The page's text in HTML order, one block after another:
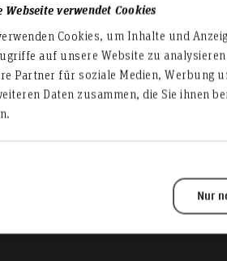
Webseite verwendet Cookies
Cookies, um Inhalte und
auf unsere Website zu
Partner für soziale Medien, Werbung
Daten zusammen, die Sie ihnen
Nur
Zentrum